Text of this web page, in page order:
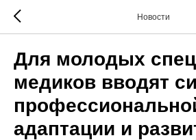
Новости
Для молодых
медиков вводят
адаптации и